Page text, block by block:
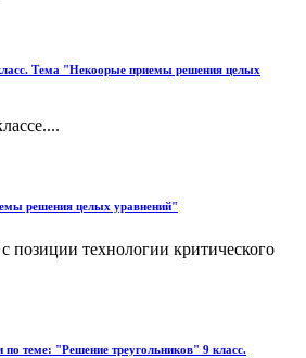
Тема "Некоорые приемы решения целых
решения целых уравнений"
позиции технологии критического
по теме: "Решение треугольников" 9 класс.